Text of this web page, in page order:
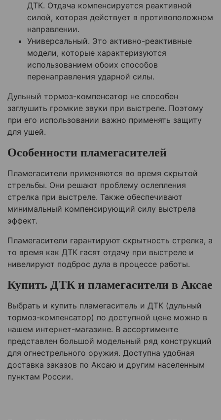
ДТК. Отдача компенсируется реактивной
силой, которая действует в противоположном
направлении.
Универсальный. Это активно-реактивные
модели, которые характеризуются
использованием обоих способов
перенаправления ударной силы.
Дульный тормоз-компенсатор не способен
заглушить громкие звуки при выстреле. Поэтому
при его использовании важно применять защиту
для ушей.
Особенности пламегасителей
Пламегасители применяются во время скрытой
стрельбы. Они решают проблему ослепления
стрелка при выстреле. Также обеспечивают
минимальный компенсирующий силу выстрела
эффект.
Пламегасители гарантируют скрытность стрелка, а
то время как ДТК гасят отдачу при выстреле и
нивелируют подброс дула в процессе работы.
Купить ДТК и пламегасители в Аксае
Выбрать и купить пламегаситель и ДТК (дульный
тормоз-компенсатор) по доступной цене можно в
нашем интернет-магазине. В ассортименте
представлен большой модельный ряд конструкций
для огнестрельного оружия. Доступна удобная
доставка заказов по Аксаю и другим населенным
пунктам России.